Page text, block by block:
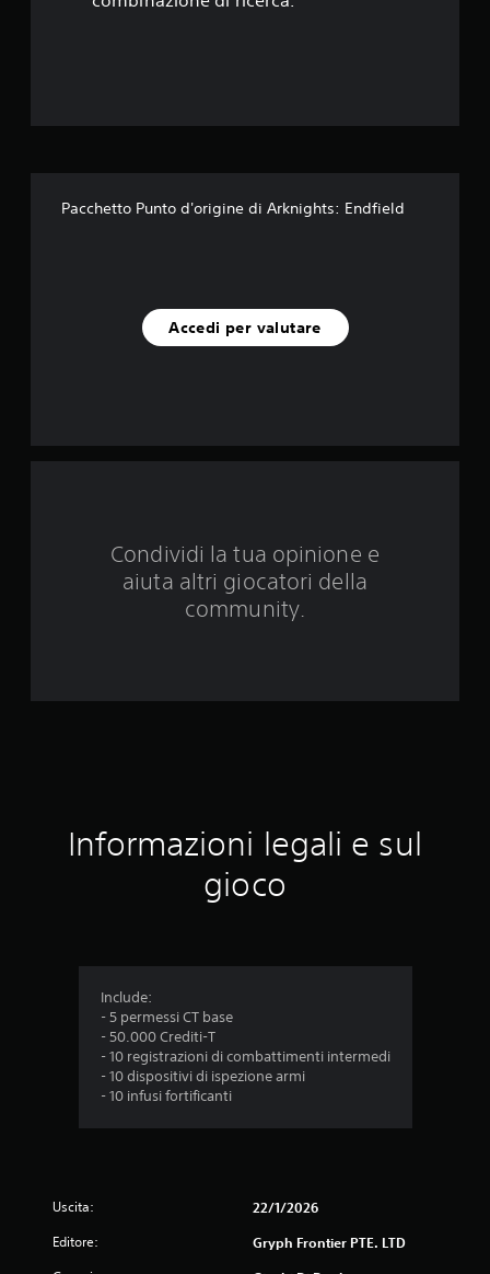
u
c
i
a
o
Pacchetto Punto d'origine di Arknights: Endfield
Accedi per valutare
Condividi la tua opinione e
aiuta altri giocatori della
community.
Informazioni legali e sul
gioco
Include:
- 5 permessi CT base
- 50.000 Crediti-T
- 10 registrazioni di combattimenti intermedi
- 10 dispositivi di ispezione armi
- 10 infusi fortificanti
Uscita: 22/1/2026
Editore: Gryph Frontier PTE. LTD